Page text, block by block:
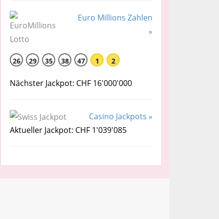
Euro Millions Zahlen
»
26 29 35 38 47 1 2
Nächster Jackpot: CHF 16'000'000
Casino Jackpots »
Aktueller Jackpot: CHF 1'039'085